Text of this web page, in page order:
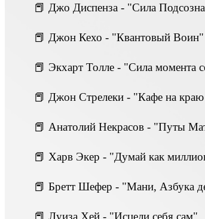
📕 Джо Диспенза - "Сила
📕 Джон Кехо - "Квантовый Воин"
📕 Экхарт Толле - "Сила момента
📕 Джон Стрелеки - "Кафе на
📕 Анатолий Некрасов - "Путы
📕 Харв Экер - "Думай как
📕 Бретт Шефер - "Мани, Азбука
📕 Луиза Хей - "Исцели себя сам"